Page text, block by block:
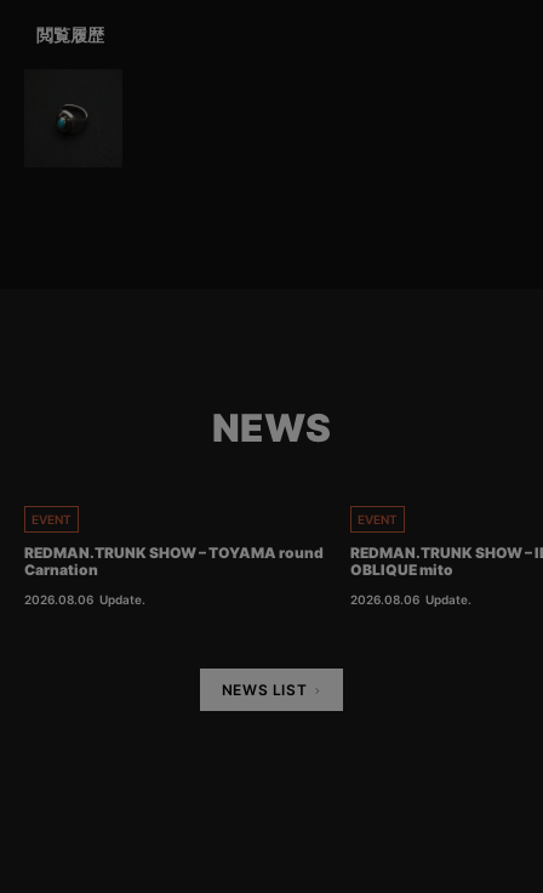
閲覧履歴
NEWS
EVENT
REDMAN.TRUNK SHOW – TOYAMA round
Carnation
2026.08.06 Update.
EVENT
REDMAN.TRUNK SHOW
OBLIQUE mito
2026.08.06 Update.
NEWS LIST